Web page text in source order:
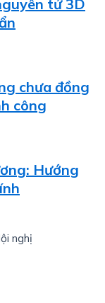
tử 3D
chưa đồng
công
Hướng